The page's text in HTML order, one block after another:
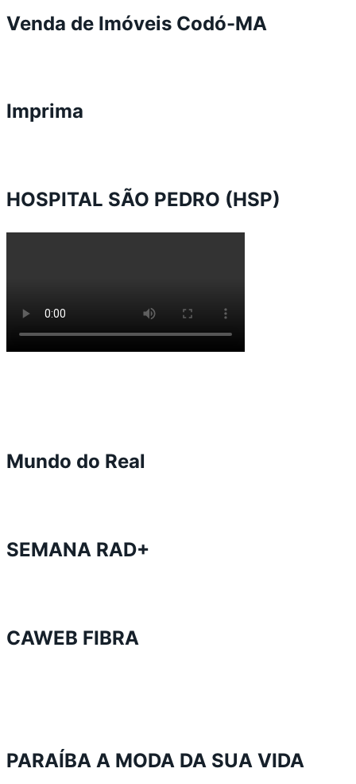
Venda de Imóveis Codó-MA
Imprima
HOSPITAL SÃO PEDRO (HSP)
Mundo do Real
SEMANA RAD+
CAWEB FIBRA
PARAÍBA A MODA DA SUA VIDA